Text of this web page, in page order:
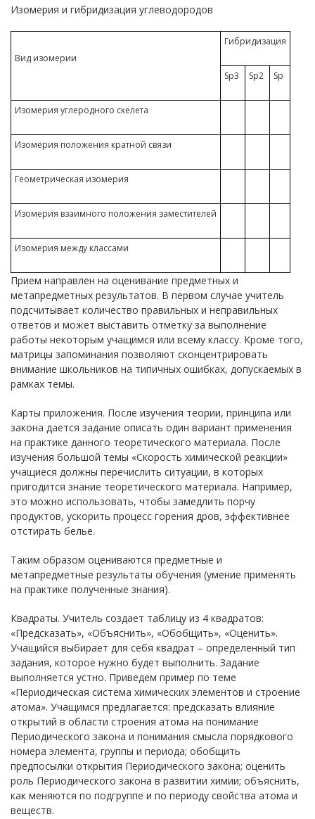
Изомерия и гибридизация углеводородов
Вид изомерии
Гибридизация
Sp3 Sp2 Sp
Изомерия углеродного скелета
Изомерия положения кратной связи
Геометрическая изомерия
Изомерия взаимного положения заместителей
Изомерия между классами
Прием направлен на оценивание предметных и
метапредметных результатов. В первом случае учитель
подсчитывает количество правильных и неправильных
ответов и может выставить отметку за выполнение
работы некоторым учащимся или всему классу. Кроме того,
матрицы запоминания позволяют сконцентрировать
внимание школьников на типичных ошибках, допускаемых в
рамках темы.
Карты приложения. После изучения теории, принципа или
закона дается задание описать один вариант применения
на практике данного теоретического материала. После
изучения большой темы «Скорость химической реакции»
учащиеся должны перечислить ситуации, в которых
пригодится знание теоретического материала. Например,
это можно использовать, чтобы замедлить порчу
продуктов, ускорить процесс горения дров, эффективнее
отстирать белье.
Таким образом оцениваются предметные и
метапредметные результаты обучения (умение применять
на практике полученные знания).
Квадраты. Учитель создает таблицу из 4 квадратов:
«Предсказать», «Объяснить», «Обобщить», «Оценить».
Учащийся выбирает для себя квадрат – определенный тип
задания, которое нужно будет выполнить. Задание
выполняется устно. Приведем пример по теме
«Периодическая система химических элементов и строение
атома». Учащимся предлагается: предсказать влияние
открытий в области строения атома на понимание
Периодического закона и понимания смысла порядкового
номера элемента, группы и периода; обобщить
предпосылки открытия Периодического закона; оценить
роль Периодического закона в развитии химии; объяснить,
как меняются по подгруппе и по периоду свойства атома и
веществ.